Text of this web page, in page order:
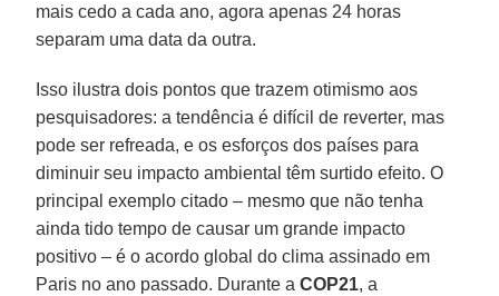
mais cedo a cada ano, agora apenas 24 horas
separam uma data da outra.
Isso ilustra dois pontos que trazem otimismo aos
pesquisadores: a tendência é difícil de reverter, mas
pode ser refreada, e os esforços dos países para
diminuir seu impacto ambiental têm surtido efeito. O
principal exemplo citado – mesmo que não tenha
ainda tido tempo de causar um grande impacto
positivo – é o acordo global do clima assinado em
Paris no ano passado. Durante aCOP21, a